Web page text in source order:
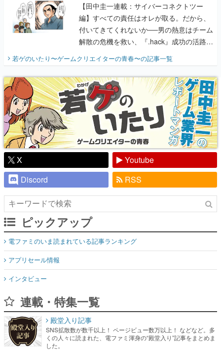
【田中圭一連載：サイバーコネクトツー
編】すべての責任はオレが取る。だから、
付いてきてくれないか──男の熱意はチーム
解散の危機を救い、『.hack』成功の活路を
『少年ジャンプ』色だった【若ゲのいた
り】
若ゲのいたり〜ゲームクリエイターの青春〜の記事一覧
X
Youtube
Discord
RSS
ピックアップ
電ファミのいま読まれている記事ランキング
アプリセール情報
インタビュー
連載・特集一覧
殿堂入り記事
SNS拡散数が数千以上！ ページビュー数万以上！ などなど。多
くの人々に読まれた、電ファミ渾身の“殿堂入り”記事をまとめま
した。